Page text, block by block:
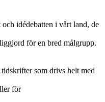
idédebatten i vårt land, de
för en bred målgrupp.
som drivs helt med
för